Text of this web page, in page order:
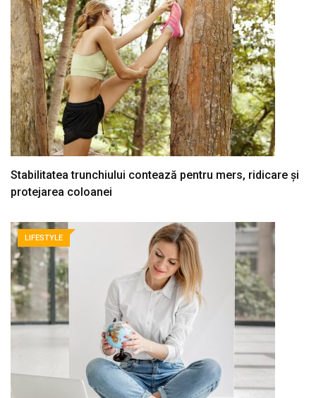
Stabilitatea trunchiului contează pentru mers, ridicare și
protejarea coloanei
LIFESTYLE